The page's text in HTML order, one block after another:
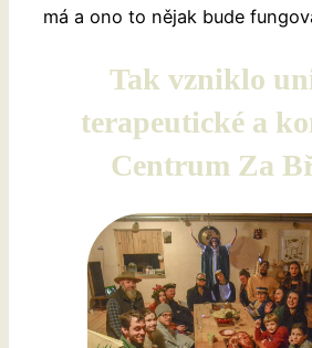
má a ono to nějak bude
Tak vzniklo
terapeutické a
Centrum Za